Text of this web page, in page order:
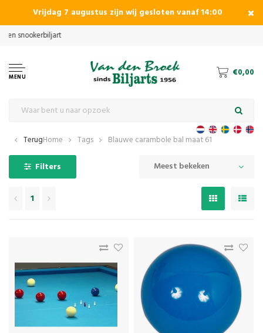
Vrijdag 7 augustus zijn wij gesloten vanaf 14:00
MENU €0,00
TerugHome Tags Blauwe carambole bal maat 61
Filters Meest bekeken
1